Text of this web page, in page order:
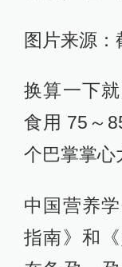
图片来源：
换算一下
食用 75～
个巴掌掌心
中国营养
指南》和